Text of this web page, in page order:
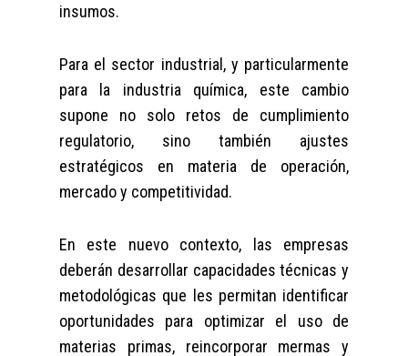
insumos.
Para el sector industrial, y particularmente
para la industria química, este cambio
supone no solo retos de cumplimiento
regulatorio, sino también ajustes
estratégicos en materia de operación,
mercado y competitividad.
En este nuevo contexto, las empresas
deberán desarrollar capacidades técnicas y
metodológicas que les permitan identificar
oportunidades para optimizar el uso de
materias primas, reincorporar mermas y